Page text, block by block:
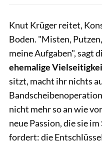
Knut Krüger reitet,
Boden. "Misten,
meine Aufgaben", sagt
ehemalige
sitzt, macht ihr nichts
nicht mehr so an wie
neue Passion, die sie
fordert: die